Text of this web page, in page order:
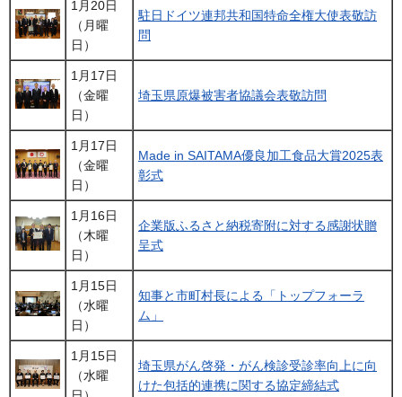
1月20日
（月曜
日）
駐日ドイツ連邦共和国特命全権大使表敬訪
問
1月17日
（金曜
日）
埼玉県原爆被害者協議会表敬訪問
1月17日
（金曜
日）
Made in SAITAMA優良加工食品大賞2025表
彰式
1月16日
（木曜
日）
企業版ふるさと納税寄附に対する感謝状贈
呈式
1月15日
（水曜
日）
知事と市町村長による「トップフォーラ
ム」
1月15日
（水曜
埼玉県がん啓発・がん検診受診率向上に向
けた包括的連携に関する協定締結式